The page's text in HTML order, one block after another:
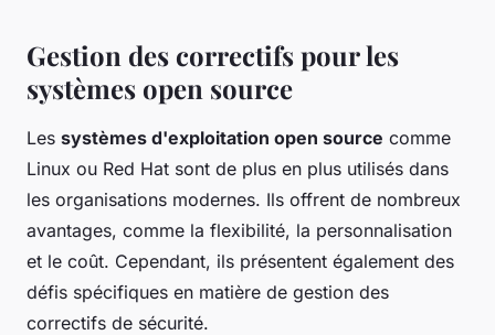
Gestion des correctifs pour les
systèmes open source
Les systèmes d'exploitation open source comme
Linux ou Red Hat sont de plus en plus utilisés dans
les organisations modernes. Ils offrent de nombreux
avantages, comme la flexibilité, la personnalisation
et le coût. Cependant, ils présentent également des
défis spécifiques en matière de gestion des
correctifs de sécurité.